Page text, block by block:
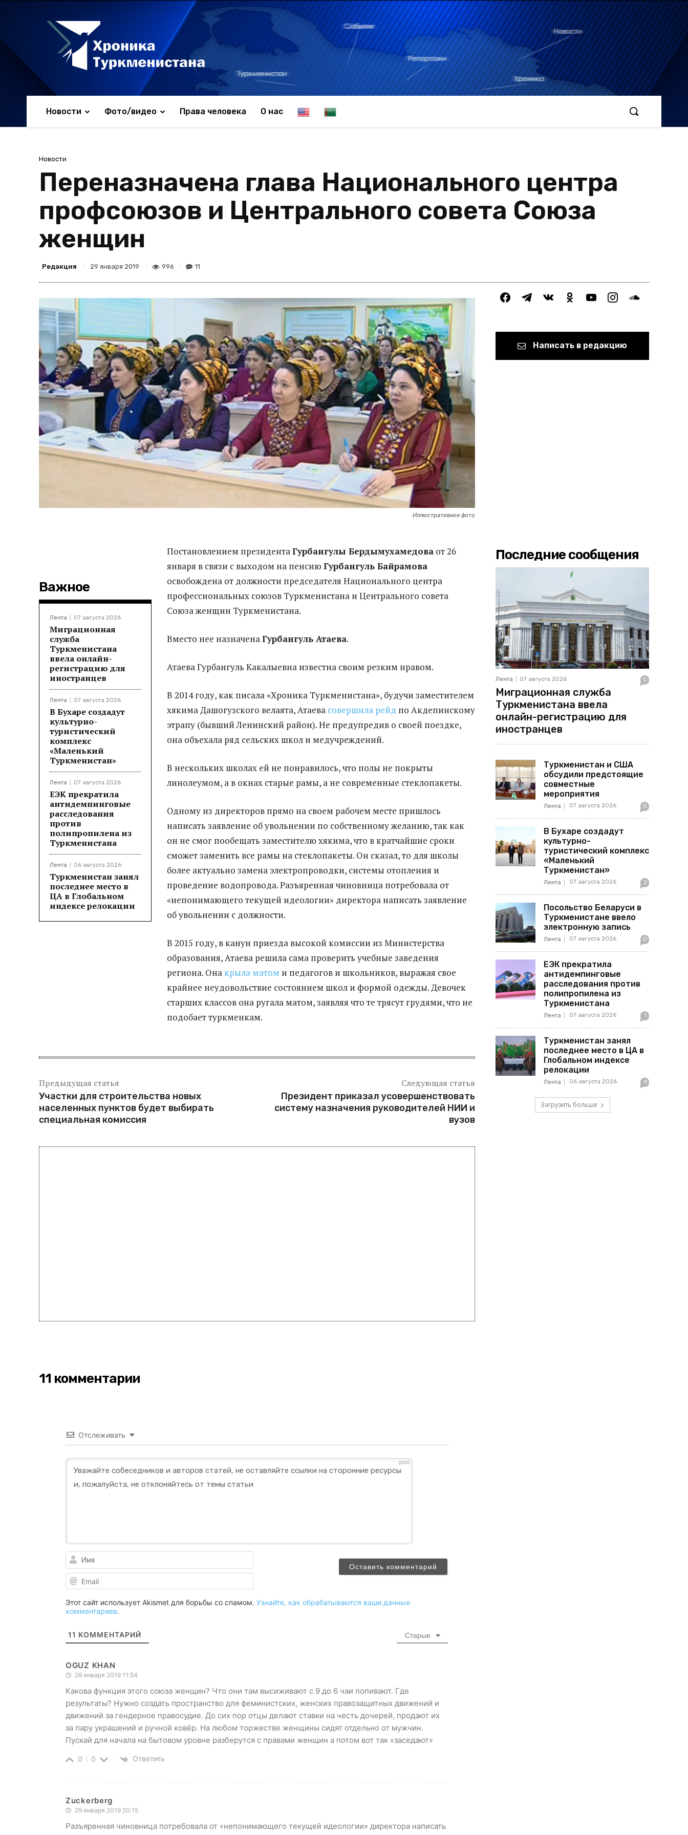
Новости Фото/видео Права человека О нас E
h
T
r
k
n
c
e
Новости
Переназначена глава Национального центра
профсоюзов и Центрального совета Союза
женщин
Редакция 29 января 2019 996 11
Иллюстративное фото
Важное
Лента 07 августа 2026
Миграционная
служба
Туркменистана
ввела онлайн-
регистрацию для
иностранцев
Лента 07 августа 2026
В Бухаре создадут
культурно-
туристический
комплекс
«Маленький
Туркменистан»
Лента 07 августа 2026
ЕЭК прекратила
антидемпинговые
расследования
против
полипропилена из
Туркменистана
Лента 06 августа 2026
Туркменистан занял
последнее место в
ЦА в Глобальном
индексе релокации
Постановлением президентаГурбангулы Бердымухамедова от 26
января в связи с выходом на пенсию Гурбангуль Байрамова
освобождена от должности председателя Национального центра
профессиональных союзов Туркменистана и Центрального совета
Союза женщин Туркменистана.
Вместо нее назначенаГурбангуль Атаева.
Атаева Гурбангуль Какалыевна известна своим резким нравом.
В 2014 году, как писала «Хроника Туркменистана», будучи заместителем
хякима Дашогузского велаята, Атаева совершила рейд по Акдепинскому
этрапу (бывший Ленинский район). Не предупредив о своей поездке,
она объехала ряд сельских школ и медучреждений.
В нескольких школах ей не понравилось, что полы не покрыты
линолеумом, а в окнах старые рамы, а не современные стеклопакеты.
Одному из директоров прямо на своем рабочем месте пришлось
написать заявление об увольнении по собственному желанию, так как
он не смог пообещать заместителю хякима, что в кратчайшие сроки
сможет заменить все рамы на стеклопакеты. Он сказал, то для школы
более актуально замена электропроводки, системы отопления и
проведение водопровода. Разъяренная чиновница потребовала от
«непонимающего текущей идеологии» директора написать заявление
об увольнении с должности.
В 2015 году, в канун приезда высокой комиссии из Министерства
образования, Атаева решила сама проверить учебные заведения
региона. Она крыла матом и педагогов и школьников, выражая свое
крайнее неудовольствие состоянием школ и формой одежды. Девочек
старших классов она ругала матом, заявляя что те трясут грудями, что не
подобает туркменкам.
Предыдущая статья
Участки для строительства новых
населенных пунктов будет выбирать
специальная комиссия
Следующая статья
Президент приказал усовершенствовать
систему назначения руководителей НИИ и
вузов
11 комментарии
Отслеживать
2000
Этот сайт использует Akismet для борьбы со спамом. Узнайте, как обрабатываются ваши данные
комментариев.
11 КОММЕНТАРИЙ Старые
OGUZ KHAN
29 января 2019 11:54
Какова функция этого союза женщин? Что они там высиживают с 9 до 6 чаи попивают. Где
результаты? Нужно создать пространство для феминистских, женских правозащитных движений и
движений за гендерное правосудие. До сих пор отцы делают ставки на честь дочерей, продают их
за пару украшений и ручной ковёр. На любом торжестве женщины сидят отдельно от мужчин.
Пускай для начала на бытовом уровне разберутся с правами женщин а потом вот так «заседают»
0 0 Ответить
Zuckerberg
29 января 2019 20:15
Разъяренная чиновница потребовала от «непонимающего текущей идеологии» директора написать
facebooktelegramvkontakteodnoklassniki
youtubeinstagramsoundcloud
Написать в редакцию
Последние сообщения
Лента 07 августа 2026 0
Миграционная служба
Туркменистана ввела
онлайн-регистрацию для
иностранцев
Туркменистан и США
обсудили предстоящие
совместные
мероприятия
Лента 07 августа 2026 0
В Бухаре создадут
культурно-
туристический комплекс
«Маленький
Туркменистан»
Лента 07 августа 2026 2
Посольство Беларуси в
Туркменистане ввело
электронную запись
Лента 07 августа 2026 0
ЕЭК прекратила
антидемпинговые
расследования против
полипропилена из
Туркменистана
Лента 07 августа 2026 1
Туркменистан занял
последнее место в ЦА в
Глобальном индексе
релокации
Лента 06 августа 2026 9
Загрузить больше